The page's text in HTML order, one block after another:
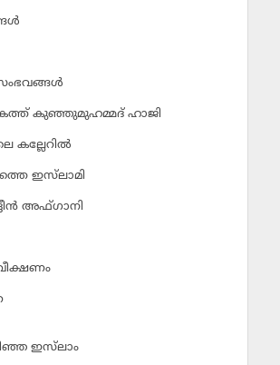
കുഞ്ഞുമുഹമ്മദ് ഹാജി
കല്ലേറില്‍
ഇസ്‌ലാമി
അഫ്ഗാനി
ഇസ്‌ലാം